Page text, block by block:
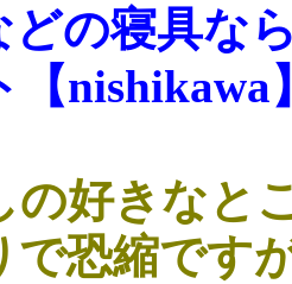
の寝具な
【nishikawa
の好きなと
で恐縮です